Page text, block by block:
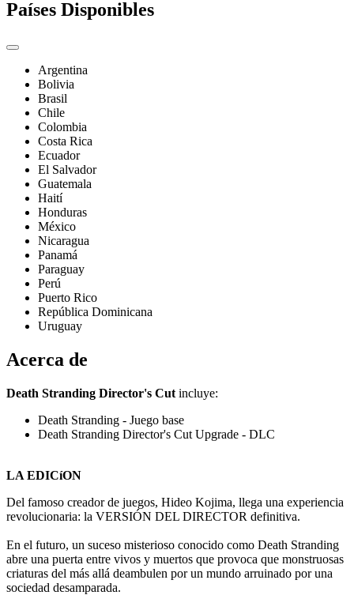
Países Disponibles
Argentina
Bolivia
Brasil
Chile
Colombia
Costa Rica
Ecuador
El Salvador
Guatemala
Haití
Honduras
México
Nicaragua
Panamá
Paraguay
Perú
Puerto Rico
República Dominicana
Uruguay
Acerca de
Death Stranding Director's Cut incluye:
Death Stranding - Juego base
Death Stranding Director's Cut Upgrade - DLC
LA EDICíON
Del famoso creador de juegos, Hideo Kojima, llega una experiencia
revolucionaria: la VERSIÓN DEL DIRECTOR definitiva.
En el futuro, un suceso misterioso conocido como Death Stranding
abre una puerta entre vivos y muertos que provoca que monstruosas
criaturas del más allá deambulen por un mundo arruinado por una
sociedad desamparada.